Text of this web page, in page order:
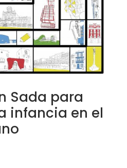
Sada para
infancia en el